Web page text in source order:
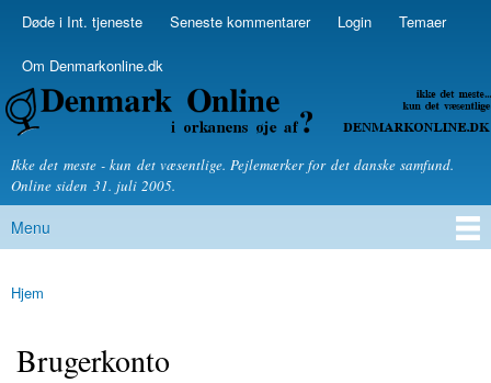
Skip to
Secondary menu
Døde i Int. tjeneste Seneste kommentarer Login Temaer
Om Denmarkonline.dk
Denmarkonline.dk - blognyheder om politik
Ikke det meste - kun det væsentlige. Pejlemærker for det danske samfund.
Online siden 31. juli 2005.
Main menu
Menu
You are here
Hjem
Brugerkonto